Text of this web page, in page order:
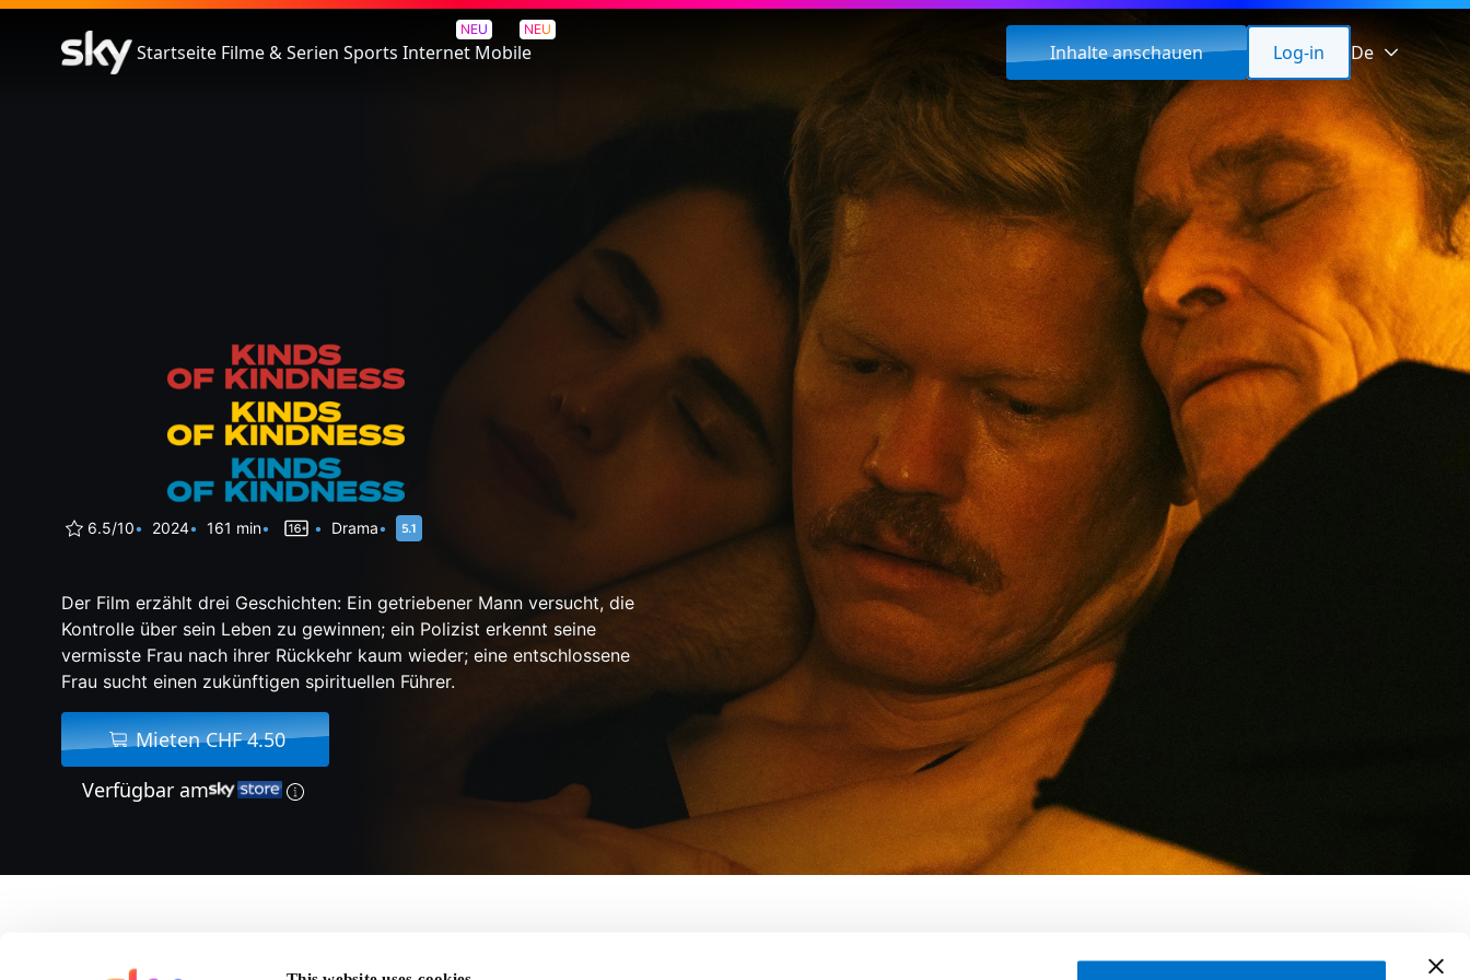
Startseite Filme & Serien Sports
NEU
Internet
NEU
Mobile Inhalte anschauen Log-in De
Kinds Of Kindness
6.5/10 2024 161 min Drama
Der Film erzählt drei Geschichten: Ein getriebener Mann versucht, die
Kontrolle über sein Leben zu gewinnen; ein Polizist erkennt seine
vermisste Frau nach ihrer Rückkehr kaum wieder; eine entschlossene
Frau sucht einen zukünftigen spirituellen Führer.
Mieten CHF 4.50
Verfügbar am